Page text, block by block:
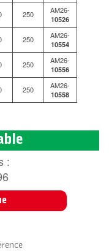
250 AM26-
10526
250 AM26-
10554
250 AM26-
10556
250 AM26-
10558
: